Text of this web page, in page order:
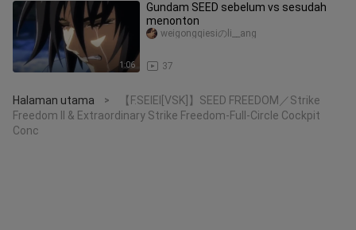
1:06
Gundam SEED sebelum vs sesudah
menonton
37
weigongqiesiのli__ang
Halaman utama >
【F.SEIEI[VSK]】SEED FREEDOM／Strike
Freedom II & Extraordinary Strike Freedom-Full-Circle Cockpit
Conc